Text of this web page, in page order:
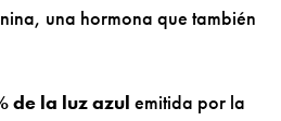
una hormona que también
de la luz azulemitida por la